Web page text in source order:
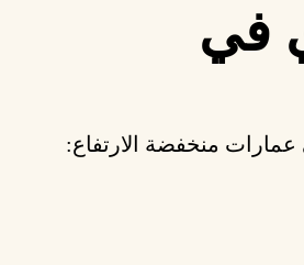
في
عمارات منخفضة الارتفاع: